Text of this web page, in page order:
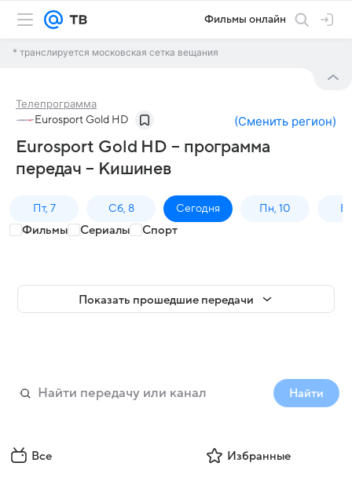
Фильмы онлайн
* транслируется московская сетка вещания
Телепрограмма
Eurosport Gold HD (Сменить регион)
Eurosport Gold HD – программа
передач – Кишинев
Пт, 7 Сб, 8 Сегодня Пн, 10
Фильмы Сериалы Спорт
Показать прошедшие передачи
Найти
Все Избранные